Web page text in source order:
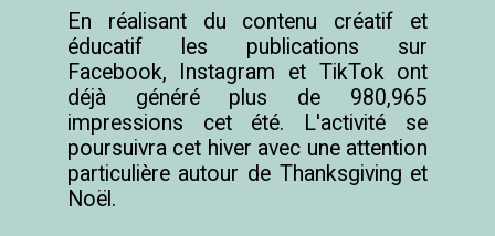
En réalisant du contenu créatif et
éducatif les publications sur
Facebook, Instagram et TikTok ont
déjà généré plus de 980,965
impressions cet été. L'activité se
poursuivra cet hiver avec une attention
particulière autour de Thanksgiving et
Noël.